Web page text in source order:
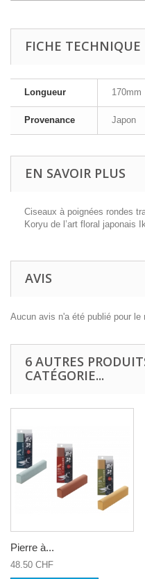
FICHE TECHNIQUE
Longueur 170mm
Provenance Japon
EN SAVOIR PLUS
Ciseaux à poignées rondes
Koryu de l’art floral japonais
AVIS
Aucun avis n'a été publié pour le
6 AUTRES
CATÉGORIE...
Pierre à...
48.50 CHF